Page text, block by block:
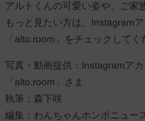
アルトくんの可愛い姿や、ご家
もっと見たい方は、Instagramア
「alto.room」をチェックしてく
写真・動画提供：Instagramアカ
「alto.room」さま
執筆：森下咲
編集：わんちゃんホンポニュー